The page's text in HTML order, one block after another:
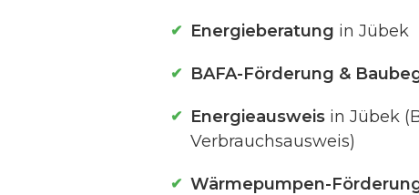
Energieberatung in Jübek
BAFA-Förderung &
Energieausweis in Jübek
Verbrauchsausweis)
Wärmepumpen-